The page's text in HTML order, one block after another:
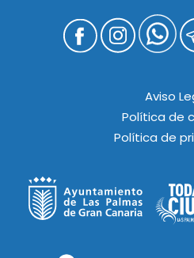
Aviso
Política de
Política de